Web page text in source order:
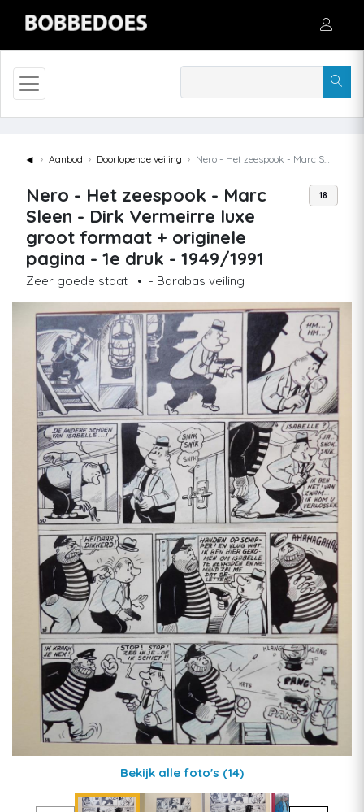
◄ Aanbod Doorlopende veiling Nero - Het zeespook - Marc Sleen - Dirk Vermeirre luxe groot formaat + originele pagina - 1e druk - 1949/1991
Nero - Het zeespook - Marc
Sleen - Dirk Vermeirre luxe
groot formaat + originele
pagina - 1e druk - 1949/1991
Zeer goede staat • - Barabas veiling
18
Bekijk alle foto's (14)